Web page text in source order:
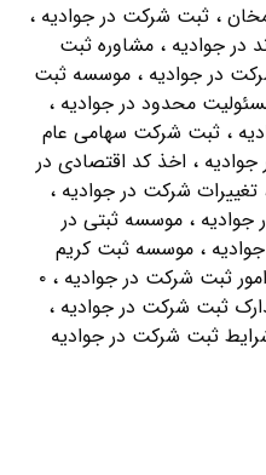
، ثبت شرکت در جوادیه ،
در جوادیه ، مشاوره ثبت
در جوادیه ، موسسه ثبت
محدود در جوادیه ،
، ثبت شرکت سهامی عام
جوادیه ، اخذ کد اقتصادی در
تغییرات شرکت در جوادیه ،
، موسسه ثبتی در
، موسسه ثبت کریم
خان ، موسسه ثبتی کریم خان ، امور ثبت شرکت در جوادیه ، ۰
مدارک ثبت شرکت در جوادیه ،
ثبت شرکت در جوادیه